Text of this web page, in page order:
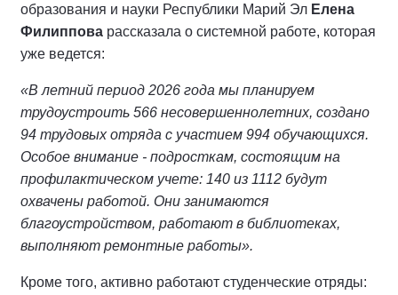
образования и науки Республики Марий Эл Елена
Филиппова рассказала о системной работе, которая
уже ведется:
«В летний период 2026 года мы планируем
трудоустроить 566 несовершеннолетних, создано
94 трудовых отряда с участием 994 обучающихся.
Особое внимание - подросткам, состоящим на
профилактическом учете: 140 из 1112 будут
охвачены работой. Они занимаются
благоустройством, работают в библиотеках,
выполняют ремонтные работы».
Кроме того, активно работают студенческие отряды: